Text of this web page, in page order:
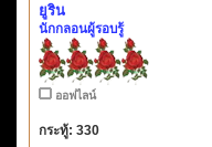
ยูริน
นักกลอนผู้รอบรู้
ออฟไลน์
กระทู้: 330